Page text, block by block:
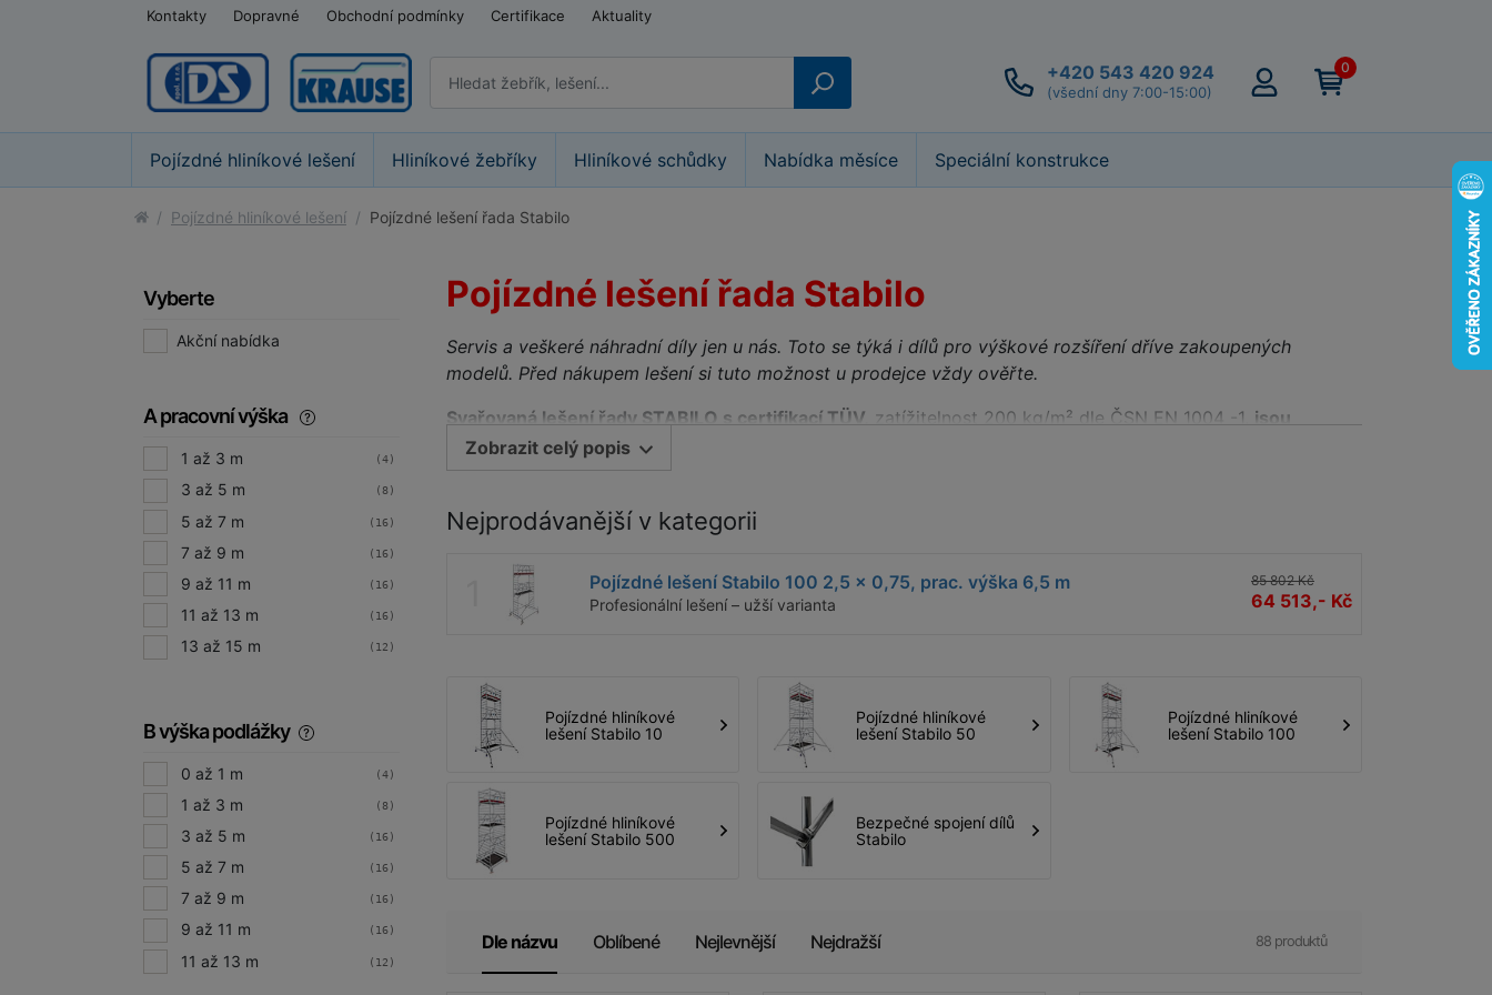
Kontakty Dopravné Obchodní podmínky Certifikace Aktuality
+420 543 420 924
(všední dny 7:00-15:00)
0
Pojízdné hliníkové lešení Hliníkové žebříky Hliníkové schůdky Nabídka měsíce Speciální konstrukce
Pojízdné hliníkové lešení Pojízdné lešení řada Stabilo
Vyberte
Akční nabídka
A pracovní výška
1 až 3 m (4)
3 až 5 m (8)
5 až 7 m (16)
7 až 9 m (16)
9 až 11 m (16)
11 až 13 m (16)
13 až 15 m (12)
B výška podlážky
0 až 1 m (4)
1 až 3 m (8)
3 až 5 m (16)
5 až 7 m (16)
7 až 9 m (16)
9 až 11 m (16)
11 až 13 m (12)
Pojízdné lešení řada Stabilo
Servis a veškeré náhradní díly jen u nás. Toto se týká i dílů pro výškové rozšíření dříve zakoupených
modelů. Před nákupem lešení si tuto možnost u prodejce vždy ověřte.
Svařovaná lešení řady STABILO s certifikací TÜV, zatížitelnost 200 kg/m² dle ČSN EN 1004 -1, jsou
vlajkovou lodí ve flotile pojízdných hliníkových lešení značky KRAUSE.
hessenské firmy, řada patentů a průmyslových vzorů, mezinárodní technická ocenění a vysoká hodnocení v
Pojízdné hliníkové lešení v masivním provedení při
současném zachování nízké hmotnosti pro pracovní
výšky do 14,50 m.
Maximálním přípustným zatížením ve třídě lešení 3
též vhodné podmínky pro uložení a manipulaci s
nářadím a materiálem
Rychlá a snadná montáž
bez použití nářadí
Bezpečná montáž je zajištěna upevněním zábradelního
rámu GuardMatic®-System již před zavěšením vyšší
podlážky. Při výstupu průlezem této podlážky je tak
nad ní k dispozici již kompletní zábradlí a tím i jištění
proti pádu. 6-ti bodové upevnění zábradelního rámu
každé výšce.
Integrace úhlopříčných výztuh do systému zábradlí
Zobrazit celý popis
Nejprodávanější v kategorii
Pojízdné lešení Stabilo 100 2,5 x 0,75, prac. výška 6,5 m
Profesionální lešení – užší varianta
85 802 Kč
64 513,- Kč
Pojízdné hliníkové
lešení Stabilo 10
Pojízdné hliníkové
lešení Stabilo 50
Pojízdné hliníkové
lešení Stabilo 100
Pojízdné hliníkové
lešení Stabilo 500
Bezpečné spojení dílů
Stabilo
Dle názvu Oblíbené Nejlevnější Nejdražší 88 produktů